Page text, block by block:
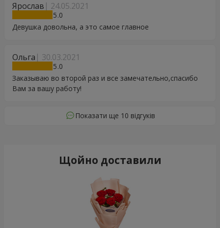
Ярослав 24.05.2021
5
Девушка довольна, а это самое главное
Ольга 30.03.2021
5
Заказываю во второй раз и все замечательно,спасибо
Вам за вашу работу!
Показати ще 10 відгуків
Щойно доставили